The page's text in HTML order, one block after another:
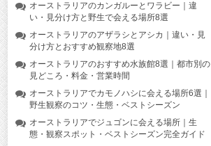
オーストラリアのカンガルーとワラビー｜違
い・見分け方と野生で会える場所8選
オーストラリアのアザラシとアシカ｜違い・見
分け方とおすすめ観察地8選
オーストラリアのおすすめ水族館8選｜都市別の
見どころ・料金・営業時間
オーストラリアでカモノハシに会える場所6選｜
野生観察のコツ・生態・ベストシーズン
オーストラリアでジュゴンに会える場所｜生
態・観察スポット・ベストシーズン完全ガイド